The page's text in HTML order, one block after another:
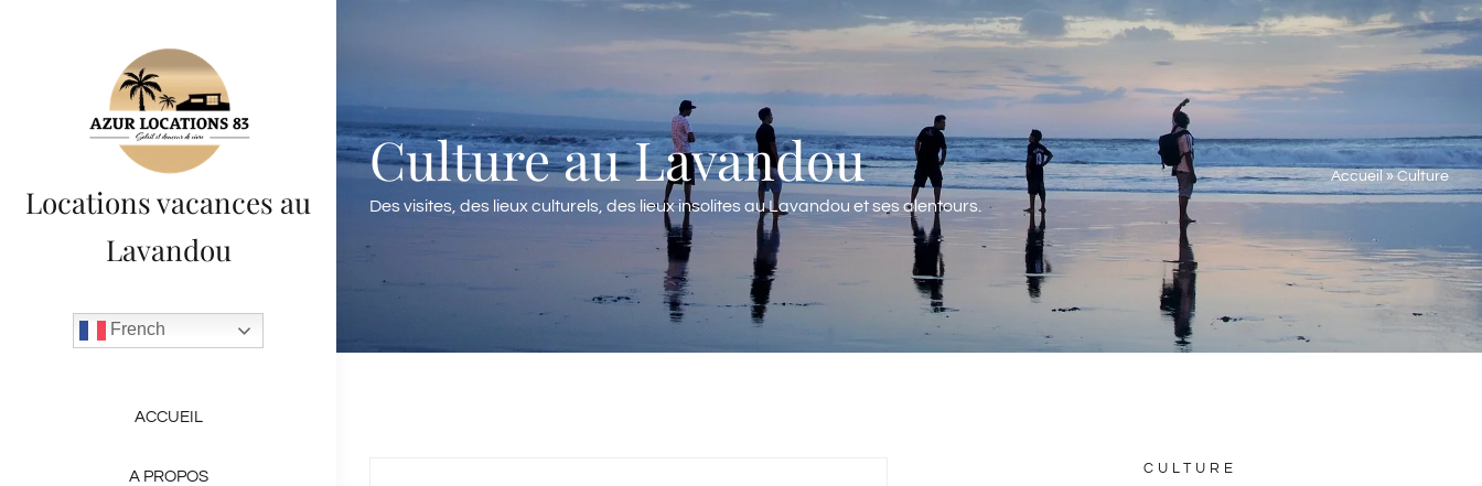
Locations vacances au
Lavandou
French
ACCUEIL
A PROPOS
Culture au Lavandou
Des visites, des lieux culturels, des lieux insolites au Lavandou et ses alentours.
Accueil »Culture
CULTURE